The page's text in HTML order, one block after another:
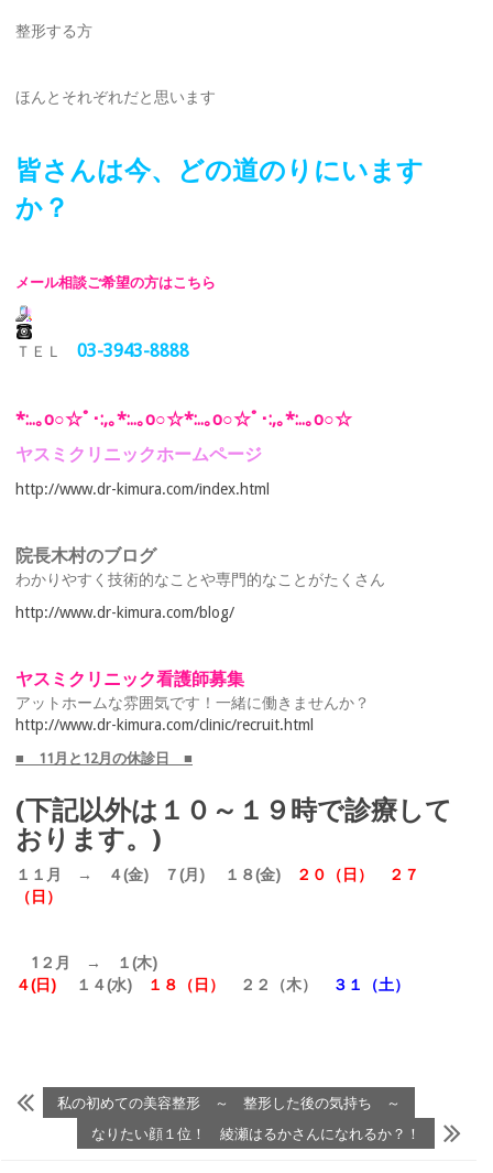
整形する方
ほんとそれぞれだと思います
皆さんは今、どの道のりにいます
か？
メール相談ご希望の方はこちら
ＴＥＬ 03-3943-8888
*:..｡o○☆ﾟ･:,｡*:..｡o○☆*:..｡o○☆ﾟ･:,｡*:..｡o○☆
ヤスミクリニックホームページ
http://www.dr-kimura.com/index.html
院長木村のブログ
わかりやすく技術的なことや専門的なことがたくさん
http://www.dr-kimura.com/blog/
ヤスミクリニック看護師募集
アットホームな雰囲気です！一緒に働きませんか？
http://www.dr-kimura.com/clinic/recruit.html
■ 11月と12月の休診日 ■
(下記以外は１０～１９時で診療して
おります。)
１１月 → ４(金) ７(月) １８(金)
２０（日） ２７
（日）
1２月 → １(木)
４(日) １４(水) １８（日） ２２（木） ３１（土）
私の初めての美容整形 ～ 整形した後の気持ち ～
なりたい顔１位！ 綾瀬はるかさんになれるか？！